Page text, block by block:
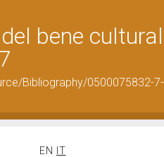
bene
Bibliography/0500075832-
EN
IT